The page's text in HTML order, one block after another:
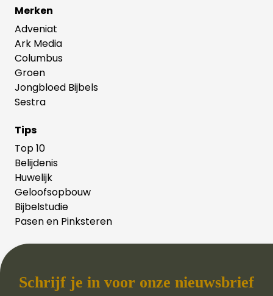
Merken
Adveniat
Ark Media
Columbus
Groen
Jongbloed Bijbels
Sestra
Tips
Top 10
Belijdenis
Huwelijk
Geloofsopbouw
Bijbelstudie
Pasen en Pinksteren
Schrijf je in voor onze nieuwsbrief